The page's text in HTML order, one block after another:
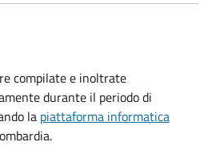
compilate e inoltrate
durante il periodo di
la piattaforma informatica